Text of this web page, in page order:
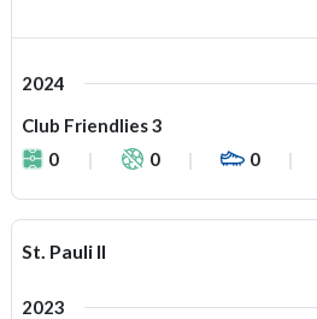
2024
Club Friendlies 3
0
0 0
St. Pauli II
2023